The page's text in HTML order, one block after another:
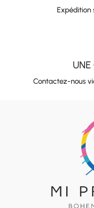
Expédition
Contactez-nous